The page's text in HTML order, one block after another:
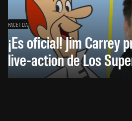
HACE 1 DÍA
¡Es oficial! Jim Carrey
live-action de Los